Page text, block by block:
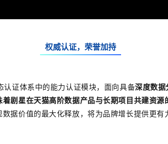
权威认证，荣誉加持
证体系中的能力认证模块，面向具备深度数据
剧 星在天猫高阶数据产品与长期项目共建资源
数据价值的最大化释放，将为品牌增长提供更有